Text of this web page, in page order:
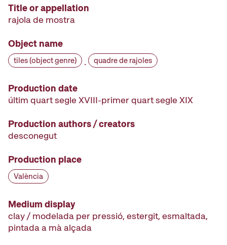
Title or appellation
rajola de mostra
Object name
tiles (object genre) · quadre de rajoles
Production date
últim quart segle XVIII-primer quart segle XIX
Production authors / creators
desconegut
Production place
València
Medium display
clay / modelada per pressió, estergit, esmaltada,
pintada a mà alçada